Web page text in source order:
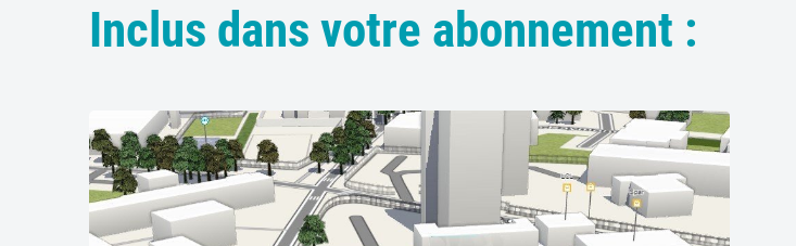
Inclus dans votre abonnement :